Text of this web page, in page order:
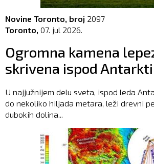
Novine Toronto, broj 2097
Toronto, 07. jul 2026.
Ogromna kamena
skrivena ispod
U najjužnijem delu sveta, ispod leda
do nekoliko hiljada metara, leži drevni
dubokih dolina...